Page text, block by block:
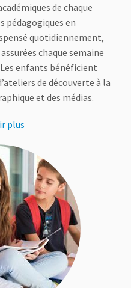
de chaque
pédagogiques en
quotidiennement,
chaque semaine
enfants bénéficient
de découverte à la
et des médias.
plus